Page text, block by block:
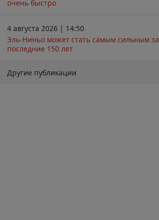
очень быстро
4 августа 2026 | 14:50
Эль-Ниньо может стать самым сильным за
последние 150 лет
Другие публикации